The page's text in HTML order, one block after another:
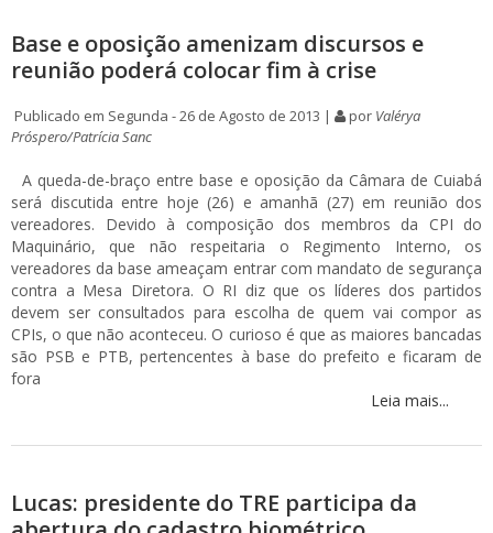
Base e oposição amenizam discursos e
reunião poderá colocar fim à crise
Publicado em Segunda - 26 de Agosto de 2013 | por Valérya
Próspero/Patrícia Sanc
A queda-de-braço entre base e oposição da Câmara de Cuiabá
será discutida entre hoje (26) e amanhã (27) em reunião dos
vereadores. Devido à composição dos membros da CPI do
Maquinário, que não respeitaria o Regimento Interno, os
vereadores da base ameaçam entrar com mandato de segurança
contra a Mesa Diretora. O RI diz que os líderes dos partidos
devem ser consultados para escolha de quem vai compor as
CPIs, o que não aconteceu. O curioso é que as maiores bancadas
são PSB e PTB, pertencentes à base do prefeito e ficaram de
fora
Leia mais...
Lucas: presidente do TRE participa da